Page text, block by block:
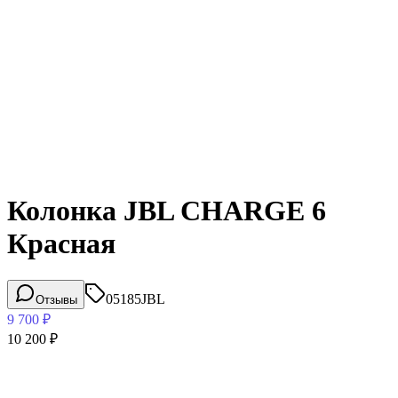
Колонка JBL CHARGE 6
Красная
Отзывы 05185JBL
9 700 ₽
10 200 ₽